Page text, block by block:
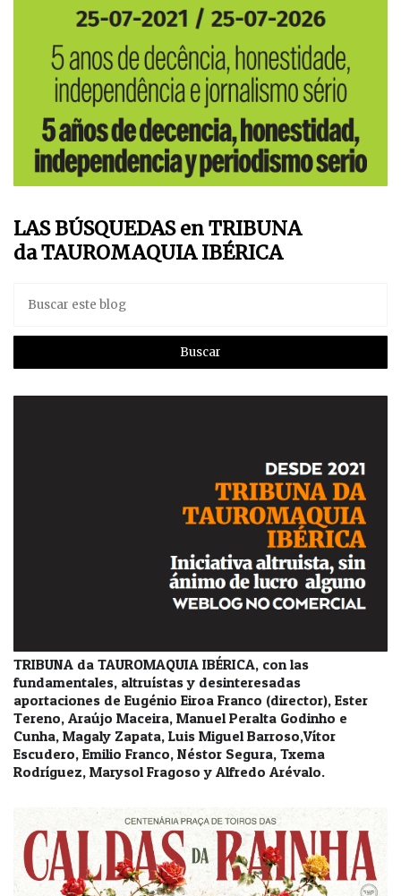
LAS BÚSQUEDAS en TRIBUNA
da TAUROMAQUIA IBÉRICA
TRIBUNA da TAUROMAQUIA IBÉRICA, con las
fundamentales, altruístas y desinteresadas
aportaciones de Eugénio Eiroa Franco (director), Ester
Tereno, Araújo Maceira, Manuel Peralta Godinho e
Cunha, Magaly Zapata, Luis Miguel Barroso,Vítor
Escudero, Emilio Franco, Néstor Segura, Txema
Rodríguez, Marysol Fragoso y Alfredo Arévalo.